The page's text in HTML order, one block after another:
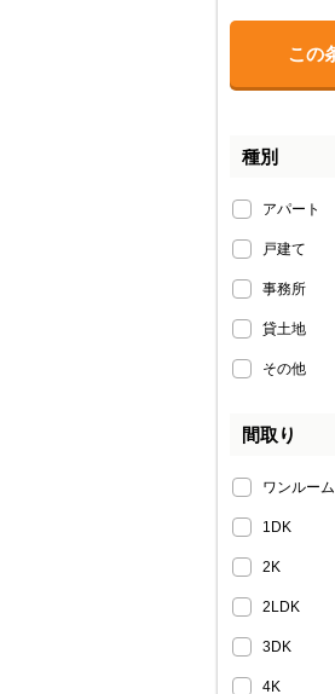
種別
アパート
戸建て
事務所
貸土地
その他
間取り
ワンルーム
1DK
2K
2LDK
3DK
4K